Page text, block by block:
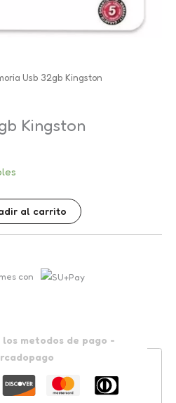
Usb 32gb Kingston
Kingston
al carrito
con
los metodos de pago -